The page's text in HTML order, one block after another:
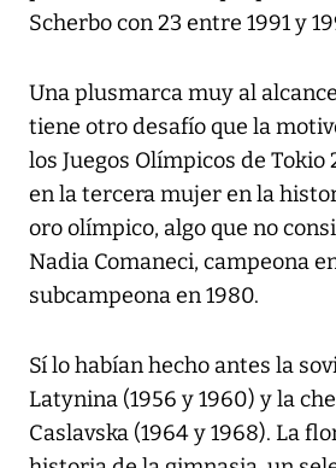
Scherbo con 23 entre 1991 y
Una plusmarca muy al
tiene otro desafío que la
los Juegos Olímpicos de
en la tercera mujer en la
oro olímpico, algo que no
Nadia Comaneci, campeona
subcampeona en 1980.
Sí lo habían hecho antes la
Latynina (1956 y 1960) y la
Caslavska (1964 y 1968). La